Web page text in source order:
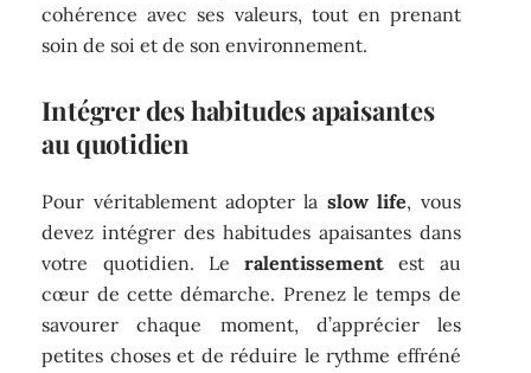
cohérence avec ses valeurs, tout en prenant
soin de soi et de son environnement.
Intégrer des habitudes apaisantes
au quotidien
Pour véritablement adopter la slow life, vous
devez intégrer des habitudes apaisantes dans
votre quotidien. Leralentissement est au
cœur de cette démarche. Prenez le temps de
savourer chaque moment, d’apprécier les
petites choses et de réduire le rythme effréné